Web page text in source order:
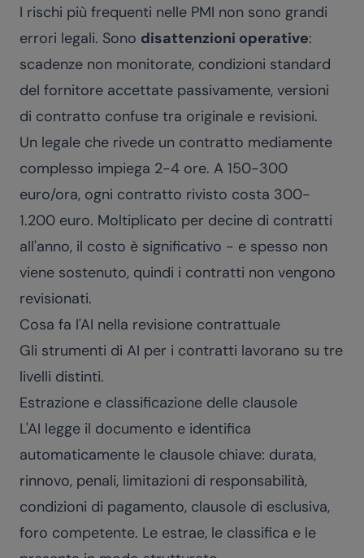
I rischi più frequenti nelle PMI non sono grandi
errori legali. Sono disattenzioni operative:
scadenze non monitorate, condizioni standard
del fornitore accettate passivamente, versioni
di contratto confuse tra originale e revisioni.
Un legale che rivede un contratto mediamente
complesso impiega 2-4 ore. A 150-300
euro/ora, ogni contratto rivisto costa 300-
1.200 euro. Moltiplicato per decine di contratti
all'anno, il costo è significativo - e spesso non
viene sostenuto, quindi i contratti non vengono
revisionati.
Cosa fa l'AI nella revisione contrattuale
Gli strumenti di AI per i contratti lavorano su tre
livelli distinti.
Estrazione e classificazione delle clausole
L'AI legge il documento e identifica
automaticamente le clausole chiave: durata,
rinnovo, penali, limitazioni di responsabilità,
condizioni di pagamento, clausole di esclusiva,
foro competente. Le estrae, le classifica e le